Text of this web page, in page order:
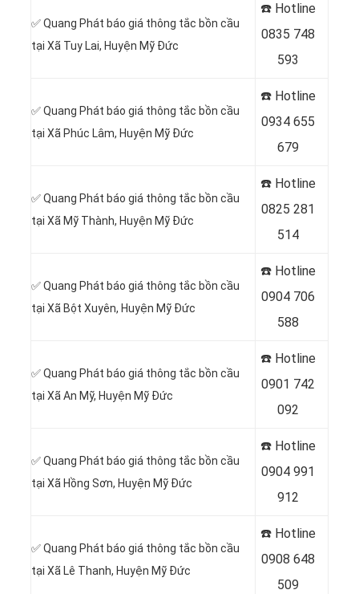
✅ Quang Phát báo giá thông tắc bồn cầu
tại Xã Tuy Lai, Huyện Mỹ Đức
☎️ Hotline
0835 748
593
✅ Quang Phát báo giá thông tắc bồn cầu
tại Xã Phúc Lâm, Huyện Mỹ Đức
☎️ Hotline
0934 655
679
✅ Quang Phát báo giá thông tắc bồn cầu
tại Xã Mỹ Thành, Huyện Mỹ Đức
☎️ Hotline
0825 281
514
✅ Quang Phát báo giá thông tắc bồn cầu
tại Xã Bột Xuyên, Huyện Mỹ Đức
☎️ Hotline
0904 706
588
✅ Quang Phát báo giá thông tắc bồn cầu
tại Xã An Mỹ, Huyện Mỹ Đức
☎️ Hotline
0901 742
092
✅ Quang Phát báo giá thông tắc bồn cầu
tại Xã Hồng Sơn, Huyện Mỹ Đức
☎️ Hotline
0904 991
912
✅ Quang Phát báo giá thông tắc bồn cầu
tại Xã Lê Thanh, Huyện Mỹ Đức
☎️ Hotline
0908 648
509